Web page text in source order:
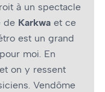
à un spectacle
de Karkwa et ce
est un grand
moi. En
on y ressent
Vendôme